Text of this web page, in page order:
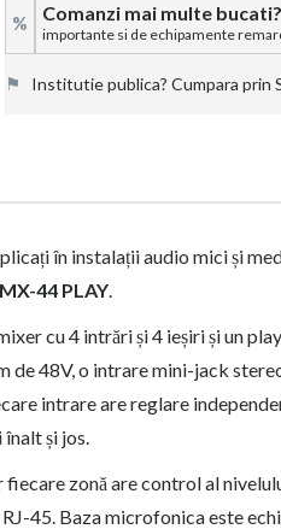
% Comanzi mai multe bucati?
importante si de echipamente
⚑ Institutie publica? Cumpara prin
în instalații audio mici și
44 PLAY.
cu 4 intrări și 4 ieșiri și un
de 48V, o intrare mini-jack
intrare are reglare
și jos.
zonă are control al
45. Baza microfonica este